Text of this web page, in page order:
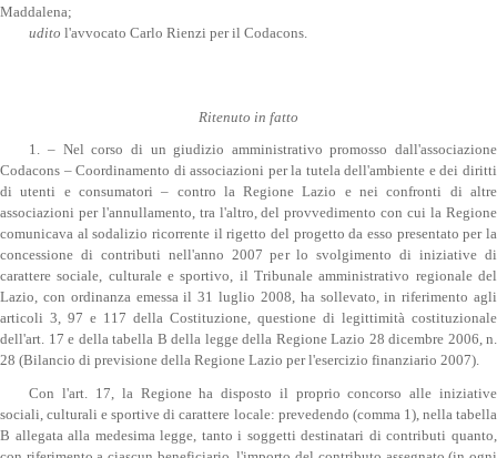
Maddalena;
udito l'avvocato Carlo Rienzi per il Codacons.
Ritenuto in fatto
1. – Nel corso di un giudizio amministrativo promosso dall'associazione
Codacons – Coordinamento di associazioni per la tutela dell'ambiente e dei diritti
di utenti e consumatori – contro la Regione Lazio e nei confronti di altre
associazioni per l'annullamento, tra l'altro, del provvedimento con cui la Regione
comunicava al sodalizio ricorrente il rigetto del progetto da esso presentato per la
concessione di contributi nell'anno 2007 per lo svolgimento di iniziative di
carattere sociale, culturale e sportivo, il Tribunale amministrativo regionale del
Lazio, con ordinanza emessa il 31 luglio 2008, ha sollevato, in riferimento agli
articoli 3, 97 e 117 della Costituzione, questione di legittimità costituzionale
dell'art. 17 e della tabella B della legge della Regione Lazio 28 dicembre 2006, n.
28 (Bilancio di previsione della Regione Lazio per l'esercizio finanziario 2007).
Con l'art. 17, la Regione ha disposto il proprio concorso alle iniziative
sociali, culturali e sportive di carattere locale: prevedendo (comma 1), nella tabella
B allegata alla medesima legge, tanto i soggetti destinatari di contributi quanto,